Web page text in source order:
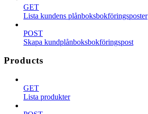
GET
Lista kundens plånboksbokföringsposter
POST
Skapa kundplånboksbokföringspost
Products
GET
Lista produkter